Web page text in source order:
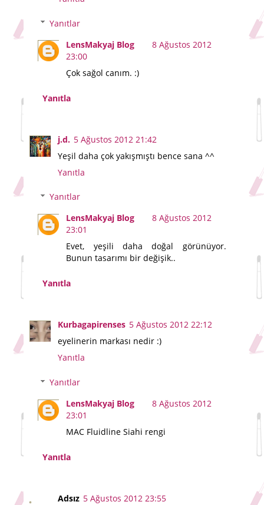
Yanıtlar
LensMakyaj Blog
8 Ağustos 2012
23:00
Çok sağol canım. :)
Yanıtla
j.d. 5 Ağustos 2012 21:42
Yeşil daha çok yakışmıştı bence sana ^^
Yanıtla
Yanıtlar
LensMakyaj Blog
8 Ağustos 2012
23:01
Evet, yeşili daha doğal görünüyor.
Bunun tasarımı bir değişik..
Yanıtla
Kurbagapirenses 5 Ağustos 2012 22:12
eyelinerin markası nedir :)
Yanıtla
Yanıtlar
LensMakyaj Blog
8 Ağustos 2012
23:01
MAC Fluidline Siahi rengi
Yanıtla
Adsız 5 Ağustos 2012 23:55